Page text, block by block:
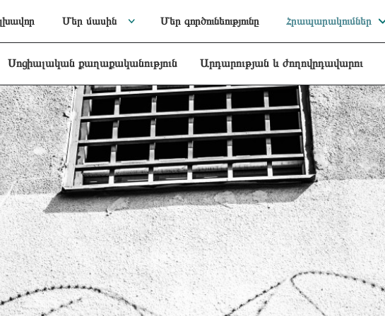
Մեր մասին Մեր գործունեությունը Հրապարակումներ
Սոցիալական քաղաքականություն Արդարության և ժողովրդավարու